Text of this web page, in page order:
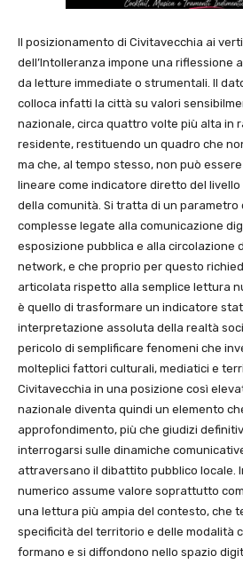
Il posizionamento di Civitavecchia ai
dell’Intolleranza impone una riflessione
da letture immediate o strumentali. Il
colloca infatti la città su valori
nazionale, circa quattro volte più alta in
residente, restituendo un quadro che
ma che, al tempo stesso, non può
lineare come indicatore diretto del
della comunità. Si tratta di un parametro
complesse legate alla comunicazione
esposizione pubblica e alla circolazione
network, e che proprio per questo
articolata rispetto alla semplice lettura
è quello di trasformare un indicatore
interpretazione assoluta della realtà
pericolo di semplificare fenomeni che
molteplici fattori culturali, mediatici e
Civitavecchia in una posizione così
nazionale diventa quindi un elemento
approfondimento, più che giudizi
interrogarsi sulle dinamiche
attraversano il dibattito pubblico locale.
numerico assume valore soprattutto
una lettura più ampia del contesto, che
specificità del territorio e delle modalità
formano e si diffondono nello spazio